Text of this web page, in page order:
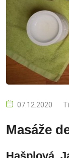
07.12.2020
Masáže